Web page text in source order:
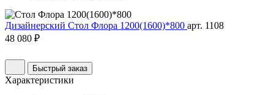
Дизайнерский Стол Флора 1200(1600)*800 арт. 1108
48 080 ₽
Быстрый заказ
Характеристики